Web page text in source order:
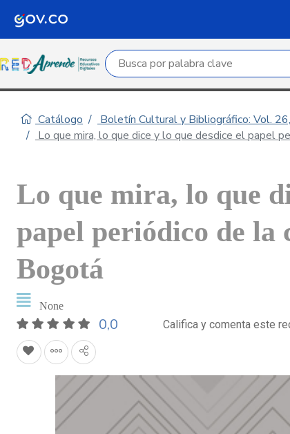
Campo de búsqueda por palabra clave
Catálogo
Boletín Cultural y Bibliográfico: Vol.
Lo que mira, lo que dice y lo que desdice el papel
Lo que mira, lo que
papel periódico de la
Bogotá
None
0,0 Califica y comenta este